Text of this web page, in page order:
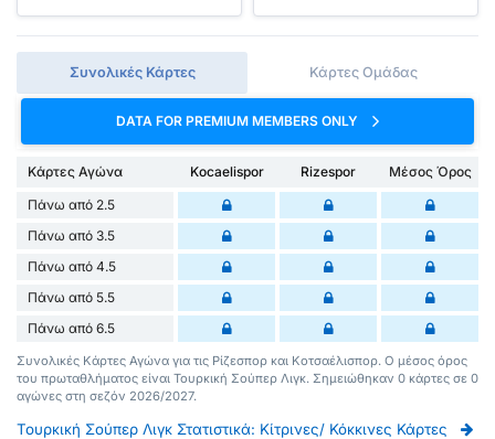
Συνολικές Κάρτες Κάρτες Ομάδας
DATA FOR PREMIUM MEMBERS ONLY
Κάρτες Αγώνα Kocaelispor Rizespor
Μέσος Όρος
Πάνω από 2.5
Πάνω από 3.5
Πάνω από 4.5
Πάνω από 5.5
Πάνω από 6.5
Συνολικές Κάρτες Αγώνα για τις Ρίζεσπορ και Κοτσαέλισπορ. Ο μέσος όρος
του πρωταθλήματος είναι Τουρκική Σούπερ Λιγκ. Σημειώθηκαν 0 κάρτες σε 0
αγώνες στη σεζόν 2026/2027.
Τουρκική Σούπερ Λιγκ Στατιστικά: Κίτρινες/ Κόκκινες Κάρτες